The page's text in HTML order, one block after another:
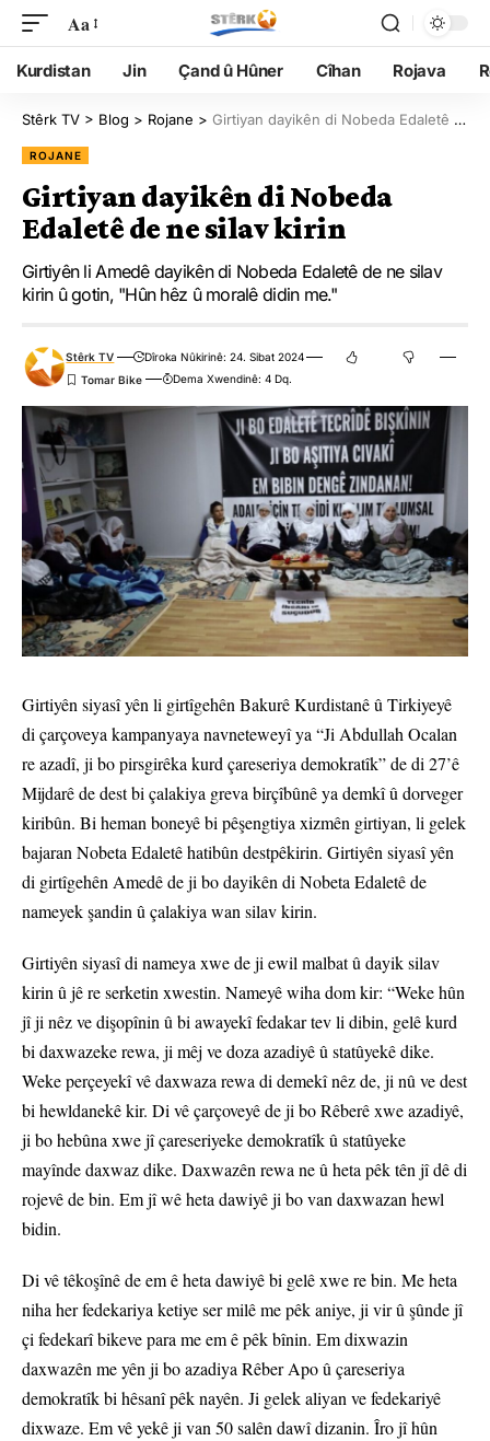
Aa
Kurdistan Jin Çand û Hûner Cîhan Rojava
Stêrk TV > Blog > Rojane > Girtiyan dayikên di Nobeda Edaletê de ne silav kirin
ROJANE
Girtiyan dayikên di Nobeda
Edaletê de ne silav kirin
Girtiyên li Amedê dayikên di Nobeda Edaletê de ne silav
kirin û gotin, "Hûn hêz û moralê didin me."
Stêrk TV
Dîroka Nûkirinê: 24. Sibat 2024
Dema Xwendinê: 4 Dq.
Girtiyên siyasî yên li girtîgehên Bakurê Kurdistanê û Tirkiyeyê
di çarçoveya kampanyaya navneteweyî ya “Ji Abdullah Ocalan
re azadî, ji bo pirsgirêka kurd çareseriya demokratîk” de di 27’ê
Mijdarê de dest bi çalakiya greva birçîbûnê ya demkî û dorveger
kiribûn. Bi heman boneyê bi pêşengtiya xizmên girtiyan, li gelek
bajaran Nobeta Edaletê hatibûn destpêkirin. Girtiyên siyasî yên
di girtîgehên Amedê de ji bo dayikên di Nobeta Edaletê de
nameyek şandin û çalakiya wan silav kirin.
Girtiyên siyasî di nameya xwe de ji ewil malbat û dayik silav
kirin û jê re serketin xwestin. Nameyê wiha dom kir: “Weke hûn
jî ji nêz ve dişopînin û bi awayekî fedakar tev li dibin, gelê kurd
bi daxwazeke rewa, ji mêj ve doza azadiyê û statûyekê dike.
Weke perçeyekî vê daxwaza rewa di demekî nêz de, ji nû ve dest
bi hewldanekê kir. Di vê çarçoveyê de ji bo Rêberê xwe azadiyê,
ji bo hebûna xwe jî çareseriyeke demokratîk û statûyeke
mayînde daxwaz dike. Daxwazên rewa ne û heta pêk tên jî dê di
rojevê de bin. Em jî wê heta dawiyê ji bo van daxwazan hewl
bidin.
Di vê têkoşînê de em ê heta dawiyê bi gelê xwe re bin. Me heta
niha her fedekariya ketiye ser milê me pêk aniye, ji vir û şûnde jî
çi fedekarî bikeve para me em ê pêk bînin. Em dixwazin
daxwazên me yên ji bo azadiya Rêber Apo û çareseriya
demokratîk bi hêsanî pêk nayên. Ji gelek aliyan ve fedekariyê
dixwaze. Em vê yekê ji van 50 salên dawî dizanin. Îro jî hûn